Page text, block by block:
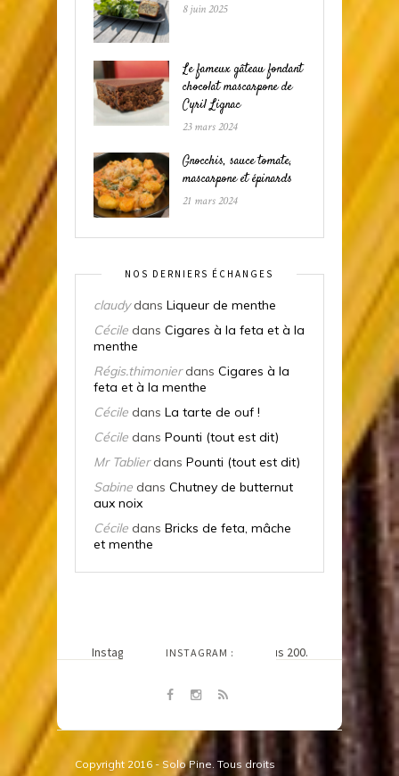
8 juin 2025
Le fameux gâteau fondant
chocolat mascarpone de
Cyril Lignac
23 mars 2024
Gnocchis, sauce tomate,
mascarpone et épinards
21 mars 2024
NOS DERNIERS ÉCHANGES
claudydans Liqueur de menthe
Cécile dans Cigares à la feta et à la
menthe
Régis.thimonierdans Cigares à la
feta et à la menthe
Cécile dans La tarte de ouf !
Cécile dans Pounti (tout est dit)
Mr Tablierdans Pounti (tout est dit)
Sabine dans Chutney de butternut
aux noix
Cécile dans Bricks de feta, mâche
et menthe
INSTAGRAM :
Instagram n'a pas retourné le status 200.
Copyright 2016 - Solo Pine. Tous droits